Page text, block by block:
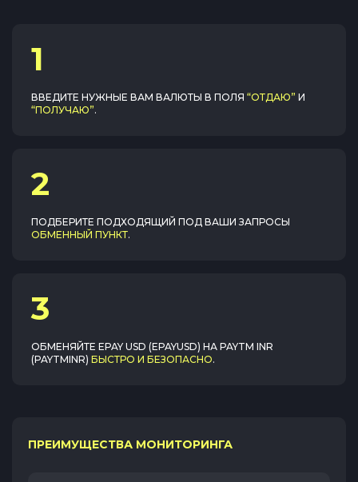
1
ВВЕДИТЕ НУЖНЫЕ ВАМ ВАЛЮТЫ В ПОЛЯ “ОТДАЮ” И
“ПОЛУЧАЮ”.
2
ПОДБЕРИТЕ ПОДХОДЯЩИЙ ПОД ВАШИ ЗАПРОСЫ
ОБМЕННЫЙ ПУНКТ.
3
ОБМЕНЯЙТЕ EPAY USD (EPAYUSD) НА PAYTM INR
(PAYTMINR) БЫСТРО И БЕЗОПАСНО.
ПРЕИМУЩЕСТВА МОНИТОРИНГА